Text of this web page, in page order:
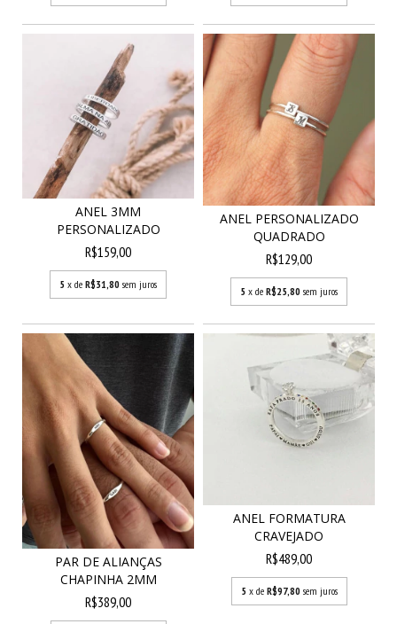
ANEL 3MM
PERSONALIZADO
R$159,00
5 x de R$31,80 sem juros
ANEL PERSONALIZADO
QUADRADO
R$129,00
5 x de R$25,80 sem juros
PAR DE ALIANÇAS
CHAPINHA 2MM
R$389,00
ANEL FORMATURA
CRAVEJADO
R$489,00
5 x de R$97,80 sem juros